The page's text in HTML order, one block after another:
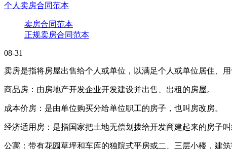
个人卖房合同范本
卖房合同范本
正规卖房合同范本
08-31
卖房是指将房屋出售给个人或单位，以满足个人或单位居住、
商品房：由房地产开发企业开发建设并出售、出租的房屋。
成本价房：是由单位购买分给单位职工的房子，也叫房改房。
经济适用房：是指国家把土地无偿划拨给开发商建起来的房子叫
公寓：带有花园草坪和车库的独院式平房或二、三层小楼，建